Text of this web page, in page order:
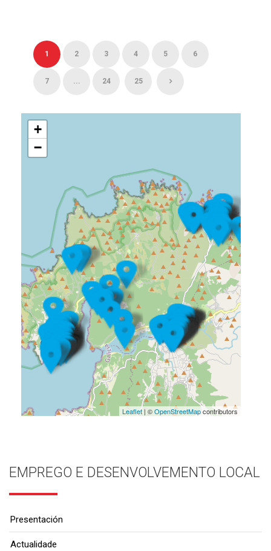
1 2 3 4 5 6
7 ... 24 25
+
−
Leaflet| ©OpenStreetMapcontributors
EMPREGO E DESENVOLVEMENTO LOCAL
Presentación
Actualidade